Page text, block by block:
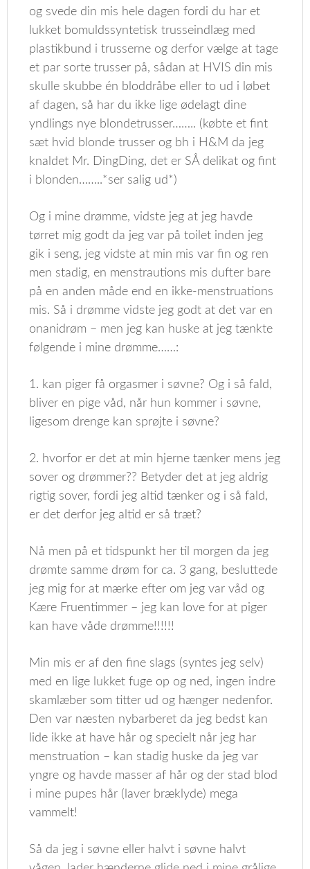
og svede din mis hele dagen fordi du har et
lukket bomuldssyntetisk trusseindlæg med
plastikbund i trusserne og derfor vælge at tage
et par sorte trusser på, sådan at HVIS din mis
skulle skubbe én bloddråbe eller to ud i løbet
af dagen, så har du ikke lige ødelagt dine
yndlings nye blondetrusser…….. (købte et fint
sæt hvid blonde trusser og bh i H&M da jeg
knaldet Mr. DingDing, det er SÅ delikat og fint
i blonden……..*ser salig ud*)
Og i mine drømme, vidste jeg at jeg havde
tørret mig godt da jeg var på toilet inden jeg
gik i seng, jeg vidste at min mis var fin og ren
men stadig, en menstrautions mis dufter bare
på en anden måde end en ikke-menstruations
mis. Så i drømme vidste jeg godt at det var en
onanidrøm – men jeg kan huske at jeg tænkte
følgende i mine drømme……:
1. kan piger få orgasmer i søvne? Og i så fald,
bliver en pige våd, når hun kommer i søvne,
ligesom drenge kan sprøjte i søvne?
2. hvorfor er det at min hjerne tænker mens jeg
sover og drømmer?? Betyder det at jeg aldrig
rigtig sover, fordi jeg altid tænker og i så fald,
er det derfor jeg altid er så træt?
Nå men på et tidspunkt her til morgen da jeg
drømte samme drøm for ca. 3 gang, besluttede
jeg mig for at mærke efter om jeg var våd og
Kære Fruentimmer – jeg kan love for at piger
kan have våde drømme!!!!!!
Min mis er af den fine slags (syntes jeg selv)
med en lige lukket fuge op og ned, ingen indre
skamlæber som titter ud og hænger nedenfor.
Den var næsten nybarberet da jeg bedst kan
lide ikke at have hår og specielt når jeg har
menstruation – kan stadig huske da jeg var
yngre og havde masser af hår og der stad blod
i mine pupes hår (laver bræklyde) mega
vammelt!
Så da jeg i søvne eller halvt i søvne halvt